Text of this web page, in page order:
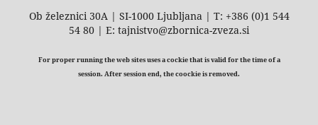
Ob železnici 30A | SI-1000 Ljubljana | T: +386 (0)1 544
54 80 | E: tajnistvo@zbornica-zveza.si
For proper running the web sites uses a cockie that is valid for the time of a
session. After session end, the coockie is removed.